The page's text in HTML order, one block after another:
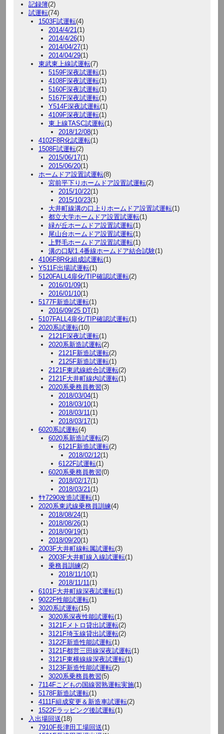
記録簿(2)
試運転(74)
1503F試運転(4)
2014/4/21(1)
2014/4/26(1)
2014/04/27(1)
2014/04/29(1)
東武東上線試運転(7)
5159F深夜試運転(1)
4108F深夜試運転(1)
5160F深夜試運転(1)
5167F深夜試運転(1)
Y514F深夜試運転(1)
4109F深夜試運転(1)
東上線TASC試運転(1)
2018/12/08(1)
4102F8R化試運転(1)
1508F試運転(2)
2015/06/17(1)
2015/06/20(1)
ホームドア設置試運転(8)
宮前平下りホームドア設置試運転(2)
2015/10/22(1)
2015/10/23(1)
大井町線溝の口上りホームドア設置試運転(1)
都立大学ホームドア設置試運転(1)
緑が丘ホームドア設置試運転(1)
尾山台ホームドア設置試運転(1)
上野毛ホームドア設置試運転(1)
溝の口駅1.4番線ホームドア結合試験(1)
4106F8R化組成試運転(1)
Y511F出場試運転(1)
5120FALL4扉化/TIP確認試運転(2)
2016/01/09(1)
2016/01/10(1)
5177F新造試運転(1)
2016/09/25 DT(1)
5107FALL4扉化/TIP確認試運転(1)
2020系試運転(10)
2121F深夜試運転(1)
2020系新造試運転(2)
2121F新造試運転(2)
2125F新造試運転(1)
2121F東武線総合試運転(2)
2121F大井町線内試運転(1)
2020系乗務員教習(3)
2018/03/04(1)
2018/03/10(1)
2018/03/11(1)
2018/03/17(1)
6020系試運転(4)
6020系新造試運転(2)
6121F新造試運転(2)
2018/02/12(1)
6122F試運転(1)
6020系乗務員教習(0)
2018/02/17(1)
2018/03/21(1)
ｻﾔ7290改造試運転(1)
2020系東武線乗務員訓練(4)
2018/08/24(1)
2018/08/26(1)
2018/09/19(1)
2018/09/20(1)
2003F大井町線転属試運転(3)
2003F大井町線入線試運転(1)
乗務員訓練(2)
2018/11/10(1)
2018/11/11(1)
6101F大井町線深夜試運転(1)
9022F性能試運転(1)
3020系試運転(15)
3020系深夜性能試運転(1)
3121Fメトロ貸出試運転(2)
3121F埼玉線貸出試運転(2)
3122F新造性能試運転(1)
3121F都営三田線深夜試運転(1)
3121F東横線線深夜試運転(1)
3123F新造性能試運転(2)
3020系乗務員教習(5)
7114Fこどもの国線習熟運転実施(1)
5178F新造試運転(1)
4111F組成変更＆新造車試運転(2)
1522Fラッピング後試運転(1)
入出場回送(18)
7910F長津田工場回送(1)